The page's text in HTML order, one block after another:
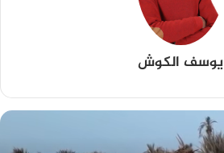
يوسف الكوش